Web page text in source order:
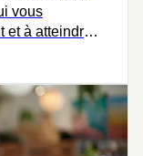
vous
et à atteindre